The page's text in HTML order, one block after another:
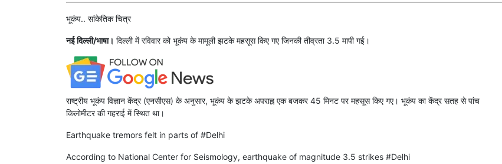
भूकंप.. सांकेतिक चित्र
नई दिल्ली/भाषा। दिल्ली में रविवार को भूकंप के मामूली झटके महसूस किए गए जिनकी तीव्रता 3.5 मापी गई।
राष्ट्रीय भूकंप विज्ञान केंद्र (एनसीएस) के अनुसार, भूकंप के झटके अपराह्न एक बजकर 45 मिनट पर महसूस किए गए। भूकंप का केंद्र सतह से पांच
किलोमीटर की गहराई में स्थित था।
Earthquake tremors felt in parts of #Delhi
According to National Center for Seismology, earthquake of magnitude 3.5 strikes #Delhi